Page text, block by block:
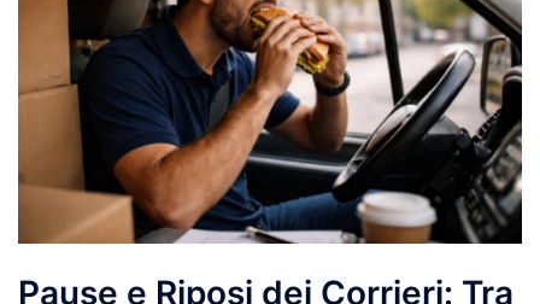
Pause e Riposi dei Corrieri: Tra